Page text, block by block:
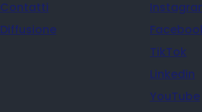
Moneta Social
X
Instagram
Facebook